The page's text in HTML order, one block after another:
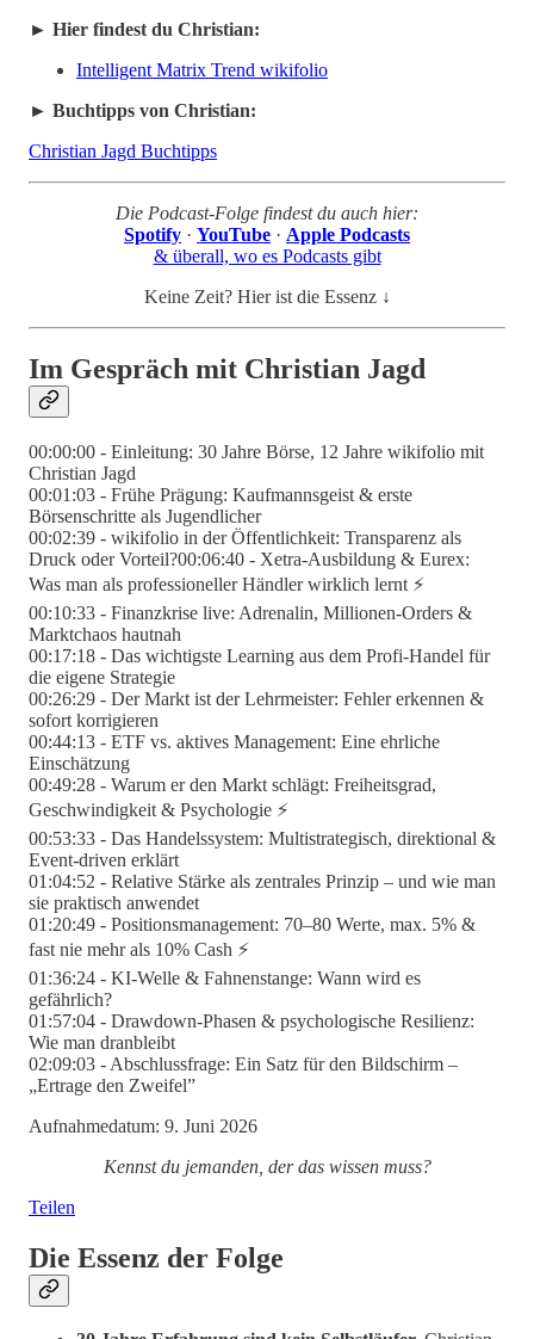
► Hier findest du Christian:
Intelligent Matrix Trend wikifolio
► Buchtipps von Christian:
Christian Jagd Buchtipps
Die Podcast-Folge findest du auch hier:
Spotify · YouTube · Apple Podcasts
& überall, wo es Podcasts gibt
Keine Zeit? Hier ist die Essenz ↓
Im Gespräch mit Christian Jagd
00:00:00 - Einleitung: 30 Jahre Börse, 12 Jahre wikifolio mit
Christian Jagd
00:01:03 - Frühe Prägung: Kaufmannsgeist & erste
Börsenschritte als Jugendlicher
00:02:39 - wikifolio in der Öffentlichkeit: Transparenz als
Druck oder Vorteil?00:06:40 - Xetra-Ausbildung & Eurex:
Was man als professioneller Händler wirklich lernt ⚡
00:10:33 - Finanzkrise live: Adrenalin, Millionen-Orders &
Marktchaos hautnah
00:17:18 - Das wichtigste Learning aus dem Profi-Handel für
die eigene Strategie
00:26:29 - Der Markt ist der Lehrmeister: Fehler erkennen &
sofort korrigieren
00:44:13 - ETF vs. aktives Management: Eine ehrliche
Einschätzung
00:49:28 - Warum er den Markt schlägt: Freiheitsgrad,
Geschwindigkeit & Psychologie ⚡
00:53:33 - Das Handelssystem: Multistrategisch, direktional &
Event-driven erklärt
01:04:52 - Relative Stärke als zentrales Prinzip – und wie man
sie praktisch anwendet
01:20:49 - Positionsmanagement: 70–80 Werte, max. 5% &
fast nie mehr als 10% Cash ⚡
01:36:24 - KI-Welle & Fahnenstange: Wann wird es
gefährlich?
01:57:04 - Drawdown-Phasen & psychologische Resilienz:
Wie man dranbleibt
02:09:03 - Abschlussfrage: Ein Satz für den Bildschirm –
„Ertrage den Zweifel”
Aufnahmedatum: 9. Juni 2026
Kennst du jemanden, der das wissen muss?
Teilen
Die Essenz der Folge